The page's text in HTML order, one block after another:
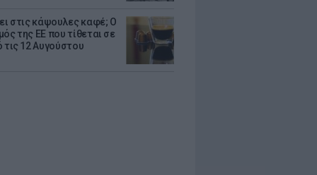
στις κάψουλες καφέ; Ο
της ΕΕ που τίθεται σε
τις 12 Αυγούστου